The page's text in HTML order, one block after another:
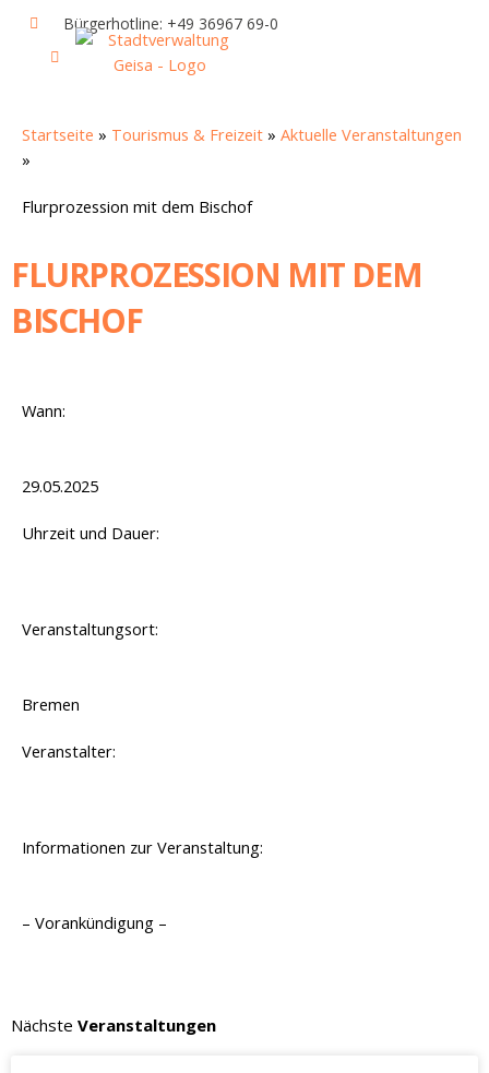
springen
Bürgerhotline: +49 36967 69-0
Startseite » Tourismus & Freizeit » Aktuelle Veranstaltungen
»
Flurprozession mit dem Bischof
FLURPROZESSION MIT DEM
BISCHOF
Wann:
29.05.2025
Uhrzeit und Dauer:
Veranstaltungsort:
Bremen
Veranstalter:
Informationen zur Veranstaltung:
– Vorankündigung –
Nächste Veranstaltungen